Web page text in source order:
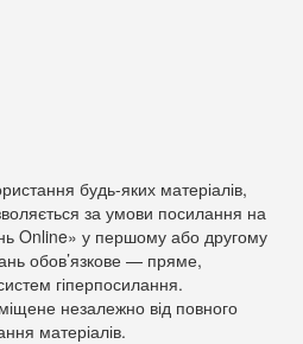
будь-яких матеріалів,
за умови посилання на
Online» у першому або другому
обов’язкове — пряме,
гіперпосилання.
незалежно від повного
матеріалів.